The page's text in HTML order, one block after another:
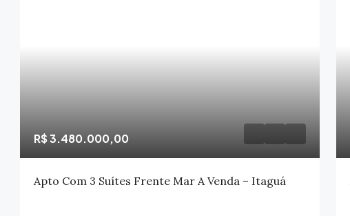
R$ 3.480.000,00
Apto Com 3 Suítes Frente Mar A Venda – Itaguá